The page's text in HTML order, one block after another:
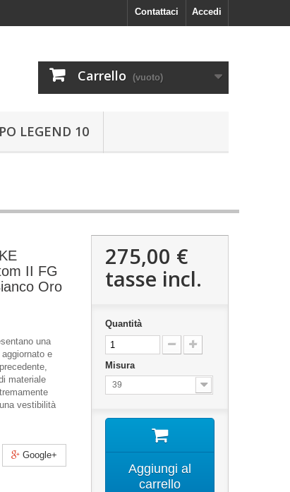
Accedi
Contattaci
Carrello (vuoto)
LEGEND 10
II FG
Oro
una
e
materiale
vestibilità
Google+
275,00 €
tasse incl.
Quantità
Misura
39
Aggiungi al
carrello